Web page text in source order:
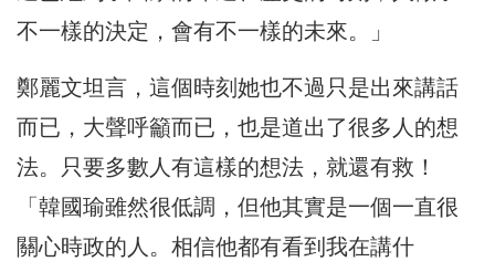
不一樣的決定，會有不一樣的未來。」
鄭麗文坦言，這個時刻她也不過只是出來講話
而已，大聲呼籲而已，也是道出了很多人的想
法。只要多數人有這樣的想法，就還有救！
「韓國瑜雖然很低調，但他其實是一個一直很
關心時政的人。相信他都有看到我在講什